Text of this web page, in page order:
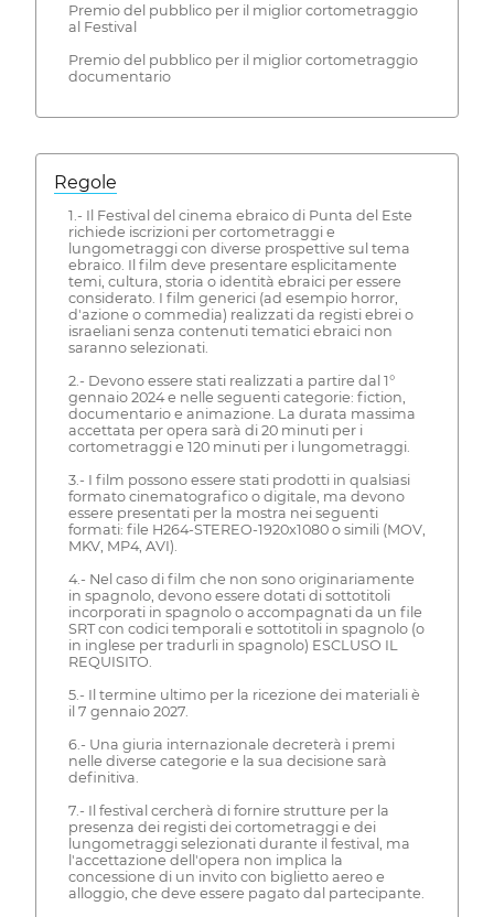
Premio del pubblico per il miglior cortometraggio
al Festival
Premio del pubblico per il miglior cortometraggio
documentario
Regole
1.- Il Festival del cinema ebraico di Punta del Este
richiede iscrizioni per cortometraggi e
lungometraggi con diverse prospettive sul tema
ebraico. Il film deve presentare esplicitamente
temi, cultura, storia o identità ebraici per essere
considerato. I film generici (ad esempio horror,
d'azione o commedia) realizzati da registi ebrei o
israeliani senza contenuti tematici ebraici non
saranno selezionati.
2.- Devono essere stati realizzati a partire dal 1°
gennaio 2024 e nelle seguenti categorie: fiction,
documentario e animazione. La durata massima
accettata per opera sarà di 20 minuti per i
cortometraggi e 120 minuti per i lungometraggi.
3.- I film possono essere stati prodotti in qualsiasi
formato cinematografico o digitale, ma devono
essere presentati per la mostra nei seguenti
formati: file H264-STEREO-1920x1080 o simili (MOV,
MKV, MP4, AVI).
4.- Nel caso di film che non sono originariamente
in spagnolo, devono essere dotati di sottotitoli
incorporati in spagnolo o accompagnati da un file
SRT con codici temporali e sottotitoli in spagnolo (o
in inglese per tradurli in spagnolo) ESCLUSO IL
REQUISITO.
5.- Il termine ultimo per la ricezione dei materiali è
il 7 gennaio 2027.
6.- Una giuria internazionale decreterà i premi
nelle diverse categorie e la sua decisione sarà
definitiva.
7.- Il festival cercherà di fornire strutture per la
presenza dei registi dei cortometraggi e dei
lungometraggi selezionati durante il festival, ma
l'accettazione dell'opera non implica la
concessione di un invito con biglietto aereo e
alloggio, che deve essere pagato dal partecipante.